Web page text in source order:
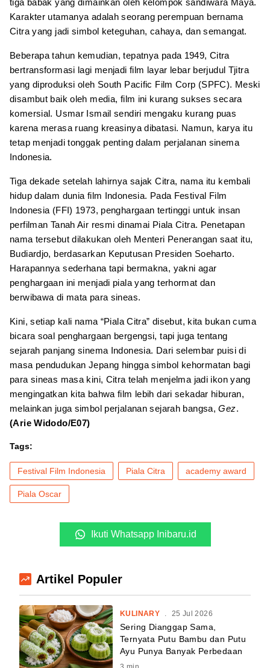
Karakter utamanya adalah seorang perempuan bernama
Citra yang jadi simbol keteguhan, cahaya, dan semangat.
Beberapa tahun kemudian, tepatnya pada 1949, Citra
bertransformasi lagi menjadi film layar lebar berjudul Tjitra
yang diproduksi oleh South Pacific Film Corp (SPFC). Meski
disambut baik oleh media, film ini kurang sukses secara
komersial. Usmar Ismail sendiri mengaku kurang puas
karena merasa ruang kreasinya dibatasi. Namun, karya itu
tetap menjadi tonggak penting dalam perjalanan sinema
Indonesia.
Tiga dekade setelah lahirnya sajak Citra, nama itu kembali
hidup dalam dunia film Indonesia. Pada Festival Film
Indonesia (FFI) 1973, penghargaan tertinggi untuk insan
perfilman Tanah Air resmi dinamai Piala Citra. Penetapan
nama tersebut dilakukan oleh Menteri Penerangan saat itu,
Budiardjo, berdasarkan Keputusan Presiden Soeharto.
Harapannya sederhana tapi bermakna, yakni agar
penghargaan ini menjadi piala yang terhormat dan
berwibawa di mata para sineas.
Kini, setiap kali nama “Piala Citra” disebut, kita bukan cuma
bicara soal penghargaan bergengsi, tapi juga tentang
sejarah panjang sinema Indonesia. Dari selembar puisi di
masa pendudukan Jepang hingga simbol kehormatan bagi
para sineas masa kini, Citra telah menjelma jadi ikon yang
mengingatkan kita bahwa film lebih dari sekadar hiburan,
melainkan juga simbol perjalanan sejarah bangsa,Gez.
(Arie Widodo/E07)
Tags:
Festival Film Indonesia Piala Citra academy award
Piala Oscar
Ikuti Whatsapp Inibaru.id
Artikel Populer
KULINARY . 25 Jul 2026
Sering Dianggap Sama,
Ternyata Putu Bambu dan Putu
Ayu Punya Banyak Perbedaan